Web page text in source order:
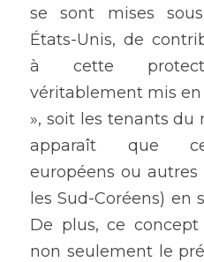
se sont mises
États-Unis, de
à cette
véritablement mis en
», soit les tenants du
apparaît que
européens ou
les Sud-Coréens) en
De plus, ce
non seulement le